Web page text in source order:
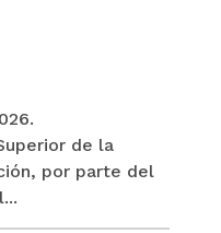
de la
por parte del